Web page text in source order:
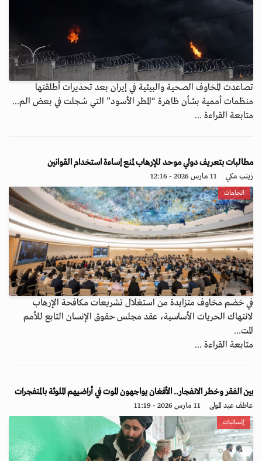
تصاعدت المخاوف الصحية والبيئية في إيران بعد تحذيرات أطلقتها
منظمات أممية بشأن ظاهرة “المطر الأسود” التي سُجلت في بعض الم...
متابعة القراءة ...
مطالبات بتعريف دولي موحد للإرهاب لمنع إساءة استخدام القوانين
زينب مكي 11 مارس 2026 - 12:16
اتجاهات
في خضم مخاوف متزايدة من استغلال تشريعات مكافحة الإرهاب
لانتهاك الحريات الأساسية، عقد مجلس حقوق الإنسان التابع للأمم
المت...
متابعة القراءة ...
بين الفقر وخطر الانفجار.. الأفغان يواجهون الموت في أراضيهم الملوثة بالمتفجرات
عاطف عبد المولى 11 مارس 2026 - 11:19
إنسانيات